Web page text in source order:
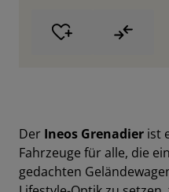
Der Ineos Grenadier ist
Fahrzeuge für alle, die
gedachten